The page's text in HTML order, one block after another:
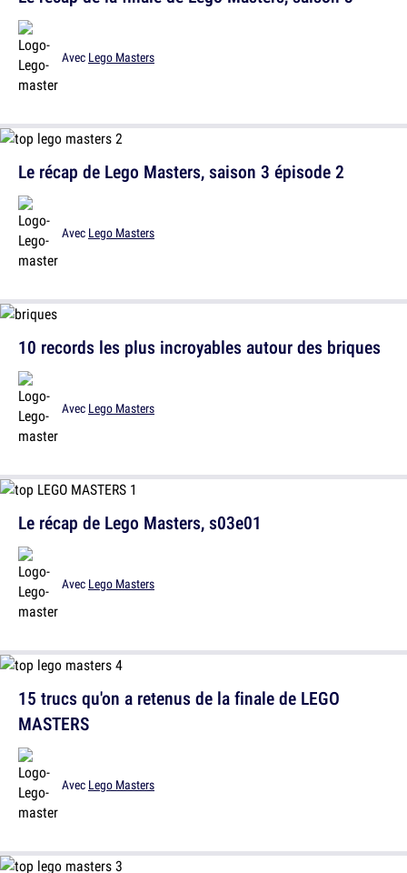
Avec Lego Masters
10 records les plus incroyables autour des briques
Avec Lego Masters
15 trucs qu'on a retenus de la finale de LEGO
MASTERS
Avec Lego Masters
Le récap de Lego Masters, saison 3 épisode 2
Avec Lego Masters
Le récap de Lego Masters, s03e01
Avec Lego Masters